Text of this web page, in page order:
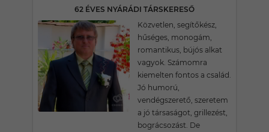
62 ÉVES NYÁRÁDI TÁRSKERESŐ
Közvetlen, segítőkész,
hűséges, monogám,
romantikus, bújós alkat
vagyok. Számomra
kiemelten fontos a család.
Jó humorú,
vendégszerető, szeretem
a jó társaságot, grillezést,
bográcsozást. De